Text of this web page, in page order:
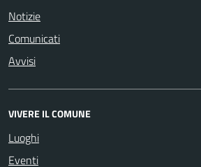
Notizie
Comunicati
Avvisi
VIVERE IL COMUNE
Luoghi
Eventi